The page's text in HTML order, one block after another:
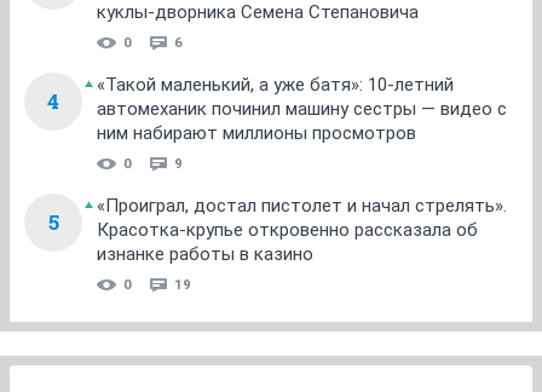
куклы-дворника Семена Степановича
0 6
4
«Такой маленький, а уже батя»: 10-летний
автомеханик починил машину сестры — видео с
ним набирают миллионы просмотров
0 9
5
«Проиграл, достал пистолет и начал стрелять».
Красотка-крупье откровенно рассказала об
изнанке работы в казино
0 19